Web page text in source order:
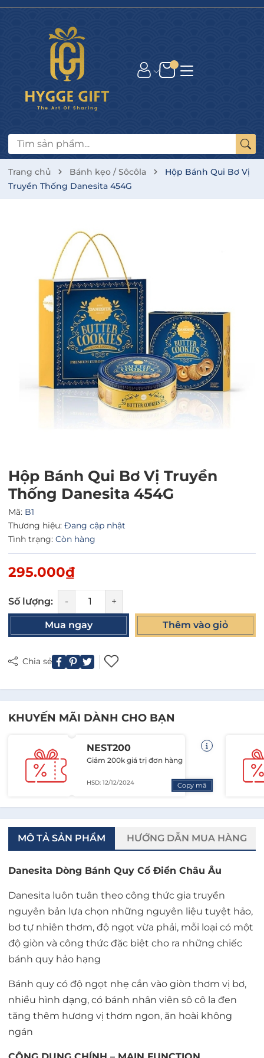
Trang chủ Bánh kẹo / Sôcôla
Hộp Bánh Qui Bơ Vị
Truyền Thống Danesita 454G
Hộp Bánh Qui Bơ Vị Truyền
Thống Danesita 454G
Mã: B1
Thương hiệu: Đang cập nhật
Tình trạng: Còn hàng
295.000₫
Số lượng: - +
Mua ngay Thêm vào giỏ
Chia sẻ
KHUYẾN MÃI DÀNH CHO BẠN
NEST200
Giảm 200k giá trị đơn hàng
HSD: 12/12/2024 Copy mã
Mã giảm giá:
MÔ TẢ SẢN PHẨM HƯỚNG DẪN MUA HÀNG
Danesita Dòng Bánh Quy Cổ Điển Châu Âu
Danesita luôn tuân theo công thức gia truyền
nguyên bản lựa chọn những nguyên liệu tuyệt hảo,
bơ tự nhiên thơm, độ ngọt vừa phải, mỗi loại có một
độ giòn và công thức đặc biệt cho ra những chiếc
bánh quy hảo hạng
Bánh quy có độ ngọt nhẹ cắn vào giòn thơm vị bơ,
nhiều hình dạng, có bánh nhân viên sô cô la đen
tăng thêm hương vị thơm ngon, ăn hoài không
ngán